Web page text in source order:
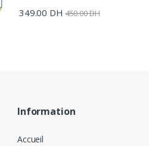
349.00 DH 450.00DH
Information
Accueil